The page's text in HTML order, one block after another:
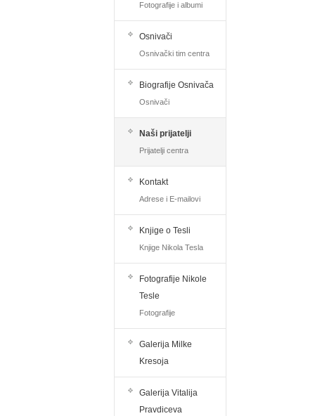
Fotografije i albumi
Osnivači
Osnivački tim centra
Biografije Osnivača
Osnivači
Naši prijatelji
Prijatelji centra
Kontakt
Adrese i E-mailovi
Knjige o Tesli
Knjige Nikola Tesla
Fotografije Nikole
Tesle
Fotografije
Galerija Milke
Kresoja
Galerija Vitalija
Pravdiceva